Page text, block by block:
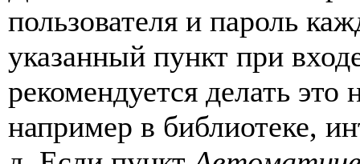
пользователя и пароль
указанный пункт при
рекомендуется делать
например в библиотеке,